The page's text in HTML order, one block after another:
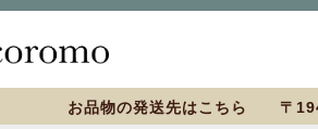
お品物の発送先はこちら 〒